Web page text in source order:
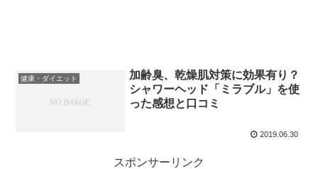
健康・ダイエット
加齢臭、乾燥肌対策に効果有り？
シャワーヘッド「ミラブル」を使
った感想と口コミ
2019.06.30
スポンサーリンク